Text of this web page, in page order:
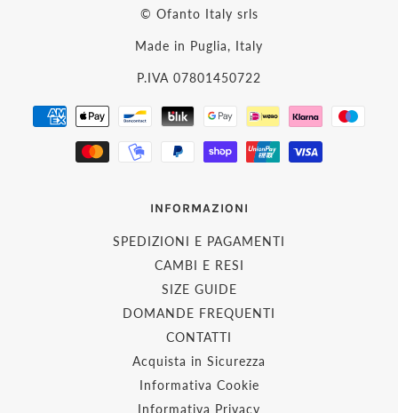
© Ofanto Italy srls
Made in Puglia, Italy
P.IVA 07801450722
INFORMAZIONI
SPEDIZIONI E PAGAMENTI
CAMBI E RESI
SIZE GUIDE
DOMANDE FREQUENTI
CONTATTI
Acquista in Sicurezza
Informativa Cookie
Informativa Privacy